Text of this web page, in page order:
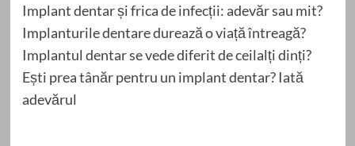
Implant dentar și frica de infecții: adevăr sau mit?
Implanturile dentare durează o viață întreagă?
Implantul dentar se vede diferit de ceilalți dinți?
Ești prea tânăr pentru un implant dentar? Iată
adevărul